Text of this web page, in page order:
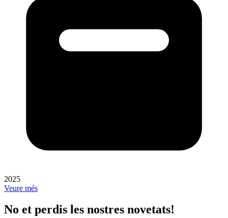
2025
Veure més
No et perdis les nostres novetats!